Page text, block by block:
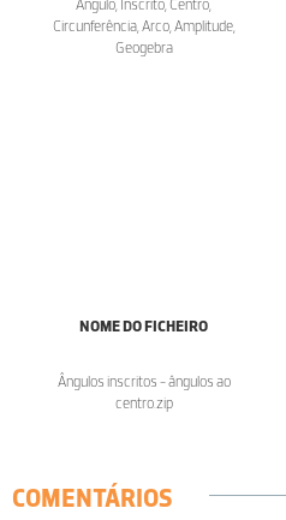
Ângulo, Inscrito, Centro,
Circunferência, Arco, Amplitude,
Geogebra
NOME DO FICHEIRO
Ângulos inscritos - ângulos ao
centro.zip
COMENTÁRIOS